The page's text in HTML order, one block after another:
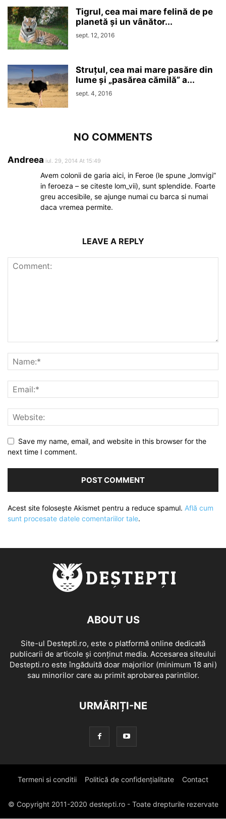
Tigrul, cea mai mare felină de pe
planetă și un vânător...
sept. 12, 2016
Struțul, cea mai mare pasăre din
lume și „pasărea cămilă” a...
sept. 4, 2016
NO COMMENTS
Andreea iul. 29, 2014 At 15:49
Avem colonii de garia aici, in Feroe (le spune „lomvigi”
in feroeza – se citeste lom_vii), sunt splendide. Foarte
greu accesibile, se ajunge numai cu barca si numai
daca vremea permite.
LEAVE A REPLY
Save my name, email, and website in this browser for the
next time I comment.
Acest site folosește Akismet pentru a reduce spamul. Află cum
sunt procesate datele comentariilor tale.
ABOUT US
Site-ul Destepti.ro, este o platformă online dedicată
publicarii de articole și conținut media. Accesarea siteului
Destepti.ro este îngăduită doar majorilor (minimum 18 ani)
sau minorilor care au primit aprobarea parintilor.
URMĂRIȚI-NE
Termeni si conditii Politică de confidențialitate Contact
© Copyright 2011-2020 destepti.ro - Toate drepturile rezervate